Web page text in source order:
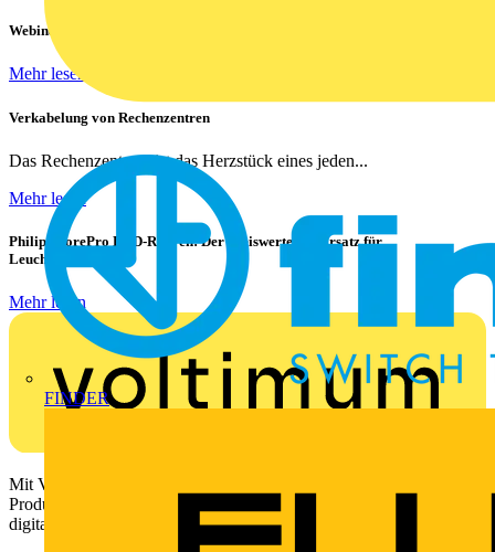
FINDER
Webinar: Not-Aus und Not-Halt in der Praxis
Mehr lesen
Verkabelung von Rechenzentren
Das Rechenzentrum ist das Herzstück eines jeden...
Mehr lesen
Philips CorePro LED-Röhren: Der preiswerte 1:1 Ersatz für
Leuchtstoffröhren
Mehr lesen
Mit Voltimum erhalten Elektrofachkräfte Zugang zu Branchennews,
Produktinformationen, Schulungen und Tools – alles auf einer
digitalen Plattform und Community.